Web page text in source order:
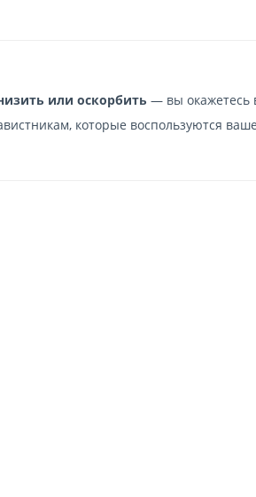
или оскорбить — вы окажетесь
которые воспользуются